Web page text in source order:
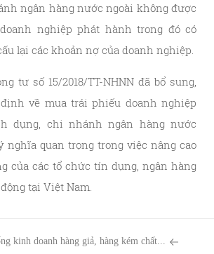
ngân hàng nước ngoài không được
nghiệp phát hành trong đó có
lại các khoản nợ của doanh nghiệp.
tư số 15/2018/TT-NHNN đã bổ sung,
về mua trái phiếu doanh nghiệp
dụng, chi nhánh ngân hàng nước
nghĩa quan trọng trong việc nâng cao
của các tổ chức tín dụng, ngân hàng
tại Việt Nam.
kinh doanh hàng giả, hàng kém chất...